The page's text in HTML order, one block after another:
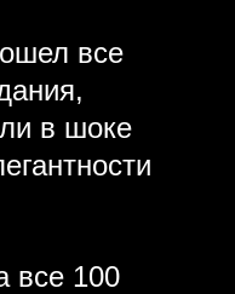
все
в шоке
все 100